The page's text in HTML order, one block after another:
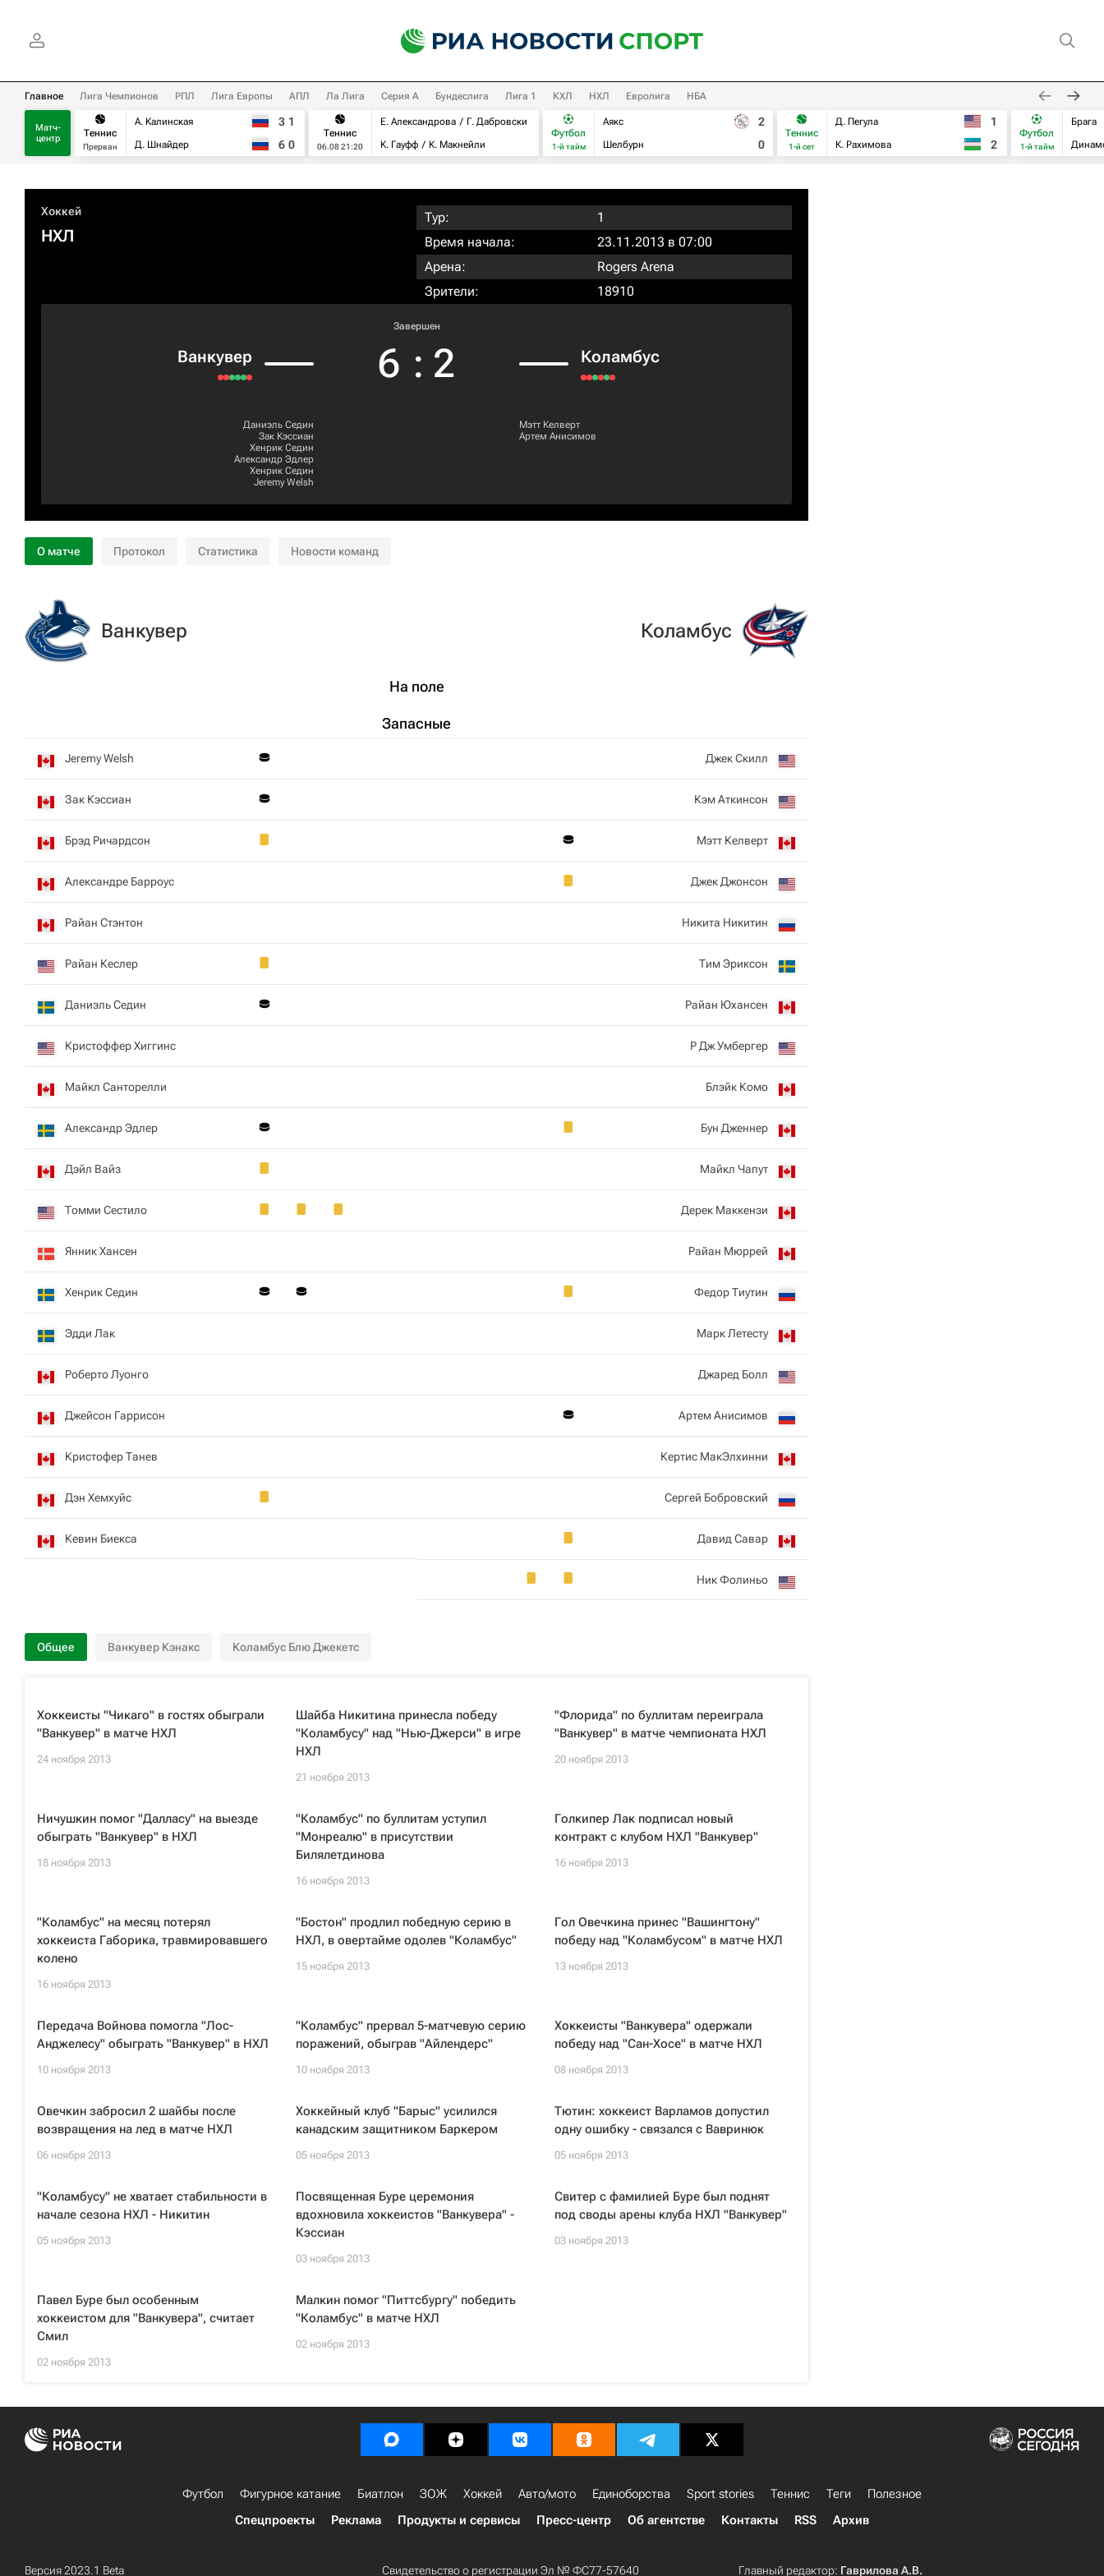
Главное Лига Чемпионов РПЛ Лига Европы АПЛ Ла Лига Серия А Бундеслига Лига 1 КХЛ НХЛ Евролига НБА
Матч-
центр
Теннис
Прерван
А. Калинская
Д. Шнайдер
3 1
6 0
Теннис
06.08 21:20
Е. Александрова
Г. Дабровски
К. Гауфф
К. Макнейли
Футбол
1-й тайм
Аякс
Шелбурн
2
0
Теннис
1-й сет
Д. Пегула
К. Рахимова
1
2
Футбол
1-й тайм
Брага
Хоккей
НХЛ
Тур:
1
Время начала:
23.11.2013 в 07:00
Арена:
Rogers Arena
Зрители:
18910
Ванкувер
Завершен
6 : 2 Коламбус
Даниэль Седин
Зак Кэссиан
Хенрик Седин
Александр Эдлер
Хенрик Седин
Jeremy Welsh
Мэтт Келверт
Артем Анисимов
О матче Протокол Статистика Новости команд
Ванкувер
На поле
Запасные
Jeremy Welsh
Зак Кэссиан
Брэд Ричардсон
Александре Барроус
Райан Стэнтон
Райан Кеслер
Даниэль Седин
Кристоффер Хиггинс
Майкл Санторелли
Александр Эдлер
Дэйл Вайз
Томми Сестило
Янник Хансен
Хенрик Седин
Эдди Лак
Роберто Луонго
Джейсон Гаррисон
Кристофер Танев
Дэн Хемхуйс
Кевин Биекса
Коламбус
Джек Скилл
Кэм Аткинсон
Мэтт Келверт
Джек Джонсон
Никита Никитин
Тим Эриксон
Райан Юхансен
Р Дж Умбергер
Блэйк Комо
Бун Дженнер
Майкл Чапут
Дерек Маккензи
Райан Мюррей
Федор Тиутин
Марк Летесту
Джаред Болл
Артем Анисимов
Кертис МакЭлхинни
Сергей Бобровский
Давид Савар
Ник Фолиньо
Общее Ванкувер Кэнакс Коламбус Блю Джекетс
Хоккеисты "Чикаго" в гостях обыграли
"Ванкувер" в матче НХЛ
24 ноября 2013
Шайба Никитина принесла победу
"Коламбусу" над "Нью-Джерси" в игре
НХЛ
21 ноября 2013
"Флорида" по буллитам переиграла
"Ванкувер" в матче чемпионата НХЛ
20 ноября 2013
Ничушкин помог "Далласу" на выезде
обыграть "Ванкувер" в НХЛ
18 ноября 2013
"Коламбус" по буллитам уступил
"Монреалю" в присутствии
Билялетдинова
16 ноября 2013
Голкипер Лак подписал новый
контракт с клубом НХЛ "Ванкувер"
16 ноября 2013
"Коламбус" на месяц потерял
хоккеиста Габорика, травмировавшего
колено
16 ноября 2013
"Бостон" продлил победную серию в
НХЛ, в овертайме одолев "Коламбус"
15 ноября 2013
Гол Овечкина принес "Вашингтону"
победу над "Коламбусом" в матче НХЛ
13 ноября 2013
Передача Войнова помогла "Лос-
Анджелесу" обыграть "Ванкувер" в НХЛ
10 ноября 2013
"Коламбус" прервал 5-матчевую серию
поражений, обыграв "Айлендерс"
10 ноября 2013
Хоккеисты "Ванкувера" одержали
победу над "Сан-Хосе" в матче НХЛ
08 ноября 2013
Овечкин забросил 2 шайбы после
возвращения на лед в матче НХЛ
06 ноября 2013
Хоккейный клуб "Барыс" усилился
канадским защитником Баркером
05 ноября 2013
Тютин: хоккеист Варламов допустил
одну ошибку - связался с Вавринюк
05 ноября 2013
"Коламбусу" не хватает стабильности в
начале сезона НХЛ - Никитин
05 ноября 2013
Посвященная Буре церемония
вдохновила хоккеистов "Ванкувера" -
Кэссиан
03 ноября 2013
Свитер с фамилией Буре был поднят
под своды арены клуба НХЛ "Ванкувер"
03 ноября 2013
Павел Буре был особенным
хоккеистом для "Ванкувера", считает
Смил
02 ноября 2013
Малкин помог "Питтсбургу" победить
"Коламбус" в матче НХЛ
02 ноября 2013
Футбол Фигурное катание Биатлон ЗОЖ Хоккей Авто/мото Единоборства Sport stories Теннис Теги
Полезное
Спецпроекты
Реклама Продукты и сервисы Пресс-центр Об агентстве Контакты RSS Архив
Версия 2023.1 Beta Свидетельство о регистрации Эл № ФС77-57640 Главный редактор: Гаврилова А.В.